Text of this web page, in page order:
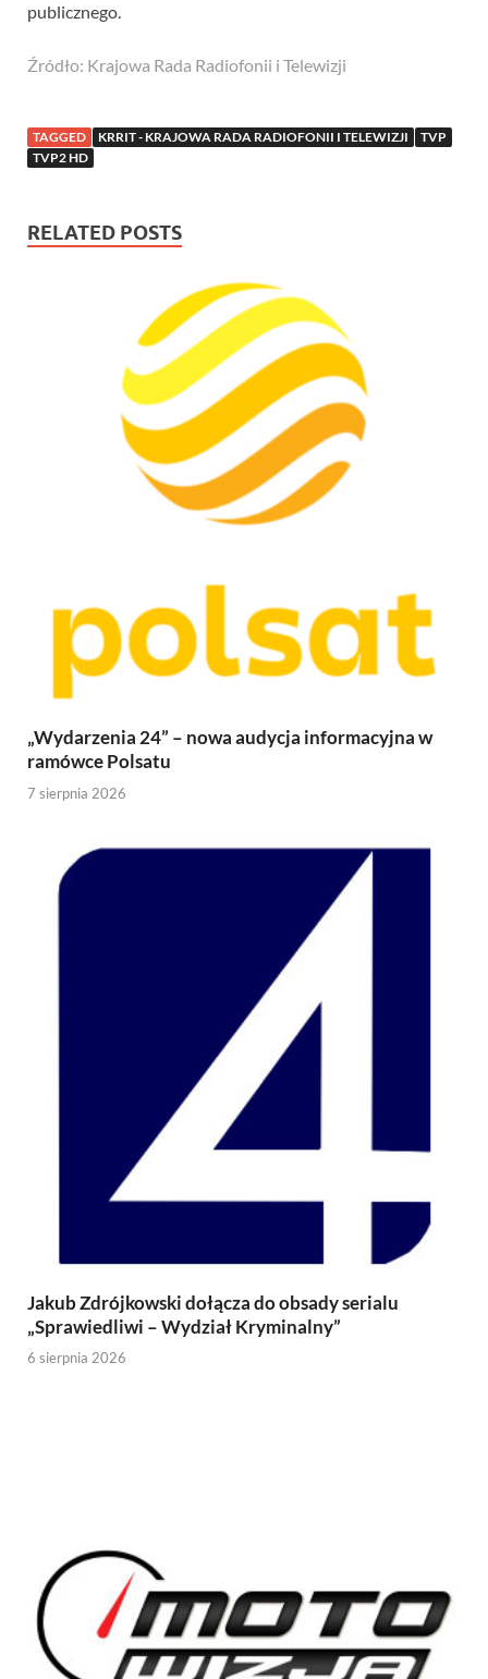
publicznego.
Źródło: Krajowa Rada Radiofonii i Telewizji
TAGGED KRRIT - KRAJOWA RADA RADIOFONII I TELEWIZJI
TVP
TVP2 HD
RELATED POSTS
„Wydarzenia 24” – nowa audycja informacyjna w
ramówce Polsatu
7 sierpnia 2026
Jakub Zdrójkowski dołącza do obsady serialu
„Sprawiedliwi – Wydział Kryminalny”
6 sierpnia 2026